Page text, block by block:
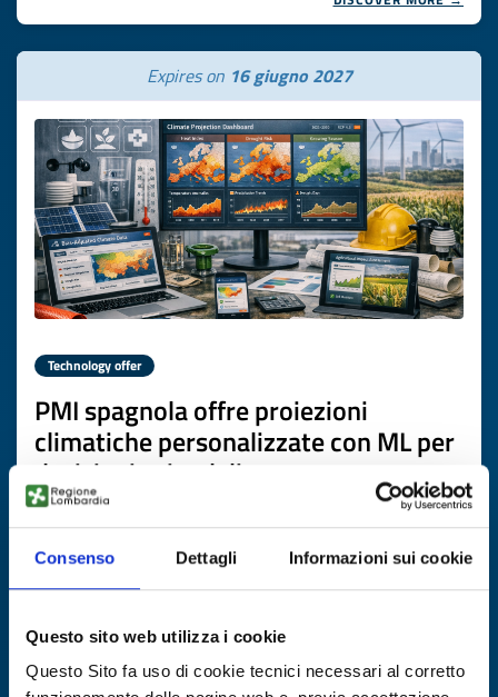
Consenso Dettagli Informazioni sui cookie
Questo sito web utilizza i cookie
Questo Sito fa uso di cookie tecnici necessari al corretto
Expires on 16 giugno 2027
Technology offer
PMI spagnola offre proiezioni
climatiche personalizzate con ML per
decisioni aziendali
ID: TOES20260506013